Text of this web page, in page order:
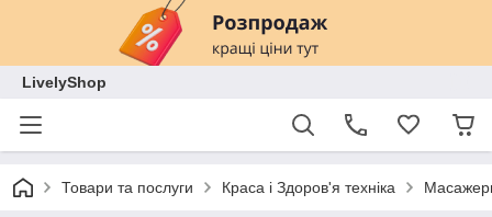
LivelyShop
Товари та послуги Краса і Здоров'я техніка